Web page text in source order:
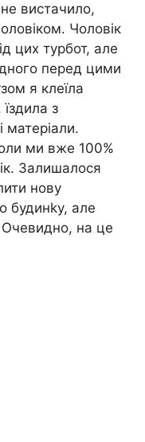
вистачило,
Чоловік
цих турбот, але
перед цими
я клеїла
з
матеріали.
ми вже 100%
Залишалося
нову
будинkу, але
на це